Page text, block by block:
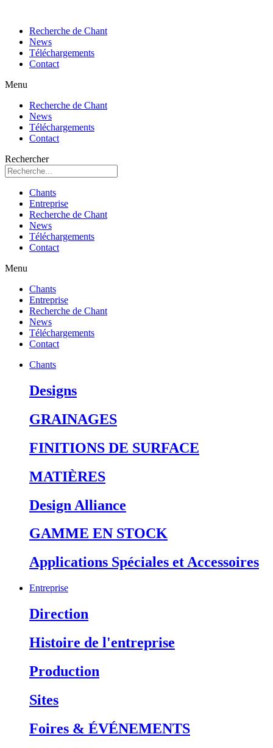
Recherche de Chant
News
Téléchargements
Contact
Menu
Recherche de Chant
News
Téléchargements
Contact
Rechercher
Chants
Entreprise
Recherche de Chant
News
Téléchargements
Contact
Menu
Chants
Entreprise
Recherche de Chant
News
Téléchargements
Contact
Chants
Designs
GRAINAGES
FINITIONS DE SURFACE
MATIÈRES
Design Alliance
GAMME EN STOCK
Applications Spéciales et Accessoires
Entreprise
Direction
Histoire de l'entreprise
Production
Sites
Foires & ÉVÉNEMENTS